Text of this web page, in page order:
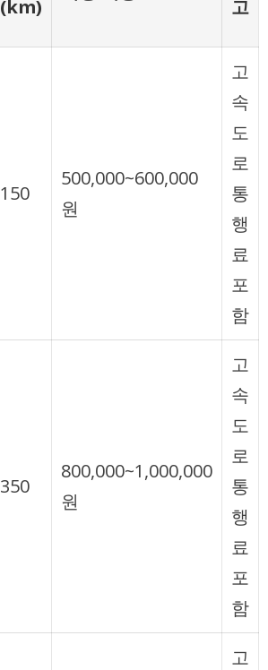
(km)
고
150
500,000~600,000
원
고
속
도
로
통
행
료
포
함
350
800,000~1,000,000
원
고
속
도
로
통
행
료
포
함
고